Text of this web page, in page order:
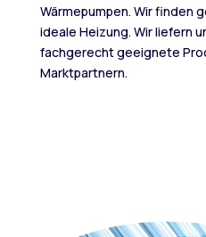
Wärmepumpen. Wir finden
ideale Heizung. Wir liefern
fachgerecht geeignete
Marktpartnern.